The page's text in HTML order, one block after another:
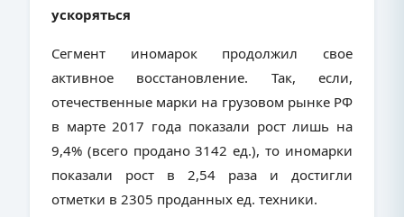
ускоряться
Сегмент иномарок продолжил свое
активное восстановление. Так, если,
отечественные марки на грузовом рынке РФ
в марте 2017 года показали рост лишь на
9,4% (всего продано 3142 ед.), то иномарки
показали рост в 2,54 раза и достигли
отметки в 2305 проданных ед. техники.